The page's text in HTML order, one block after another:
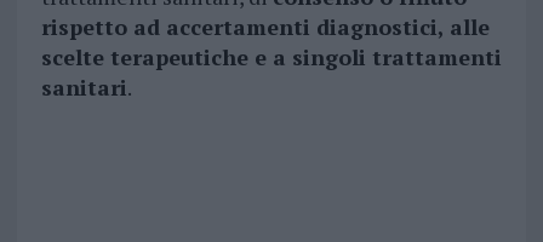
rispetto ad accertamenti diagnostici, alle
scelte terapeutiche e a singoli trattamenti
sanitari.